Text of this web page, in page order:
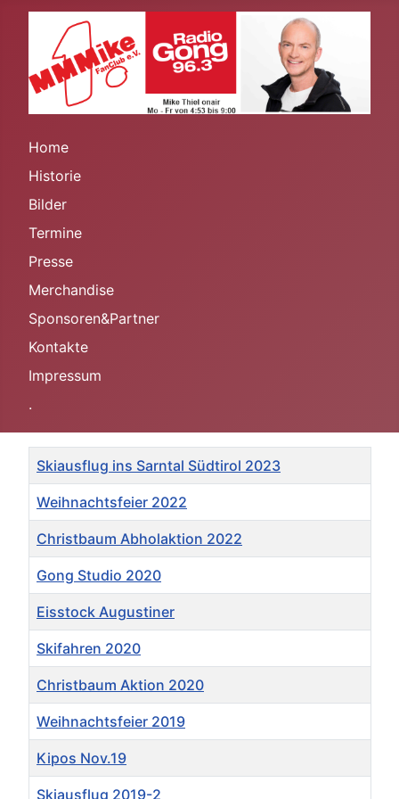
Home
Historie
Bilder
Termine
Presse
Merchandise
Sponsoren&Partner
Kontakte
Impressum
.
Titel
Skiausflug ins Sarntal Südtirol 2023
Weihnachtsfeier 2022
Christbaum Abholaktion 2022
Gong Studio 2020
Eisstock Augustiner
Skifahren 2020
Christbaum Aktion 2020
Weihnachtsfeier 2019
Kipos Nov.19
Skiausflug 2019-2